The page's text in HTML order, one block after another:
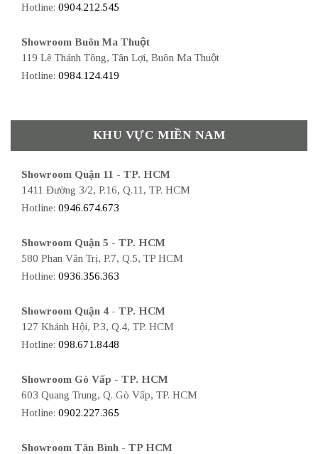
Hotline: 0904.212.545
Showroom Buôn Ma Thuột
119 Lê Thánh Tông, Tân Lợi, Buôn Ma Thuột
Hotline: 0984.124.419
KHU VỰC MIỀN NAM
Showroom Quận 11 - TP. HCM
1411 Đường 3/2, P.16, Q.11, TP. HCM
Hotline: 0946.674.673
Showroom Quận 5 - TP. HCM
580 Phan Văn Trị, P.7, Q.5, TP HCM
Hotline: 0936.356.363
Showroom Quận 4 - TP. HCM
127 Khánh Hội, P.3, Q.4, TP. HCM
Hotline: 098.671.8448
Showroom Gò Vấp - TP. HCM
603 Quang Trung, Q. Gò Vấp, TP. HCM
Hotline: 0902.227.365
Showroom Tân Bình - TP HCM